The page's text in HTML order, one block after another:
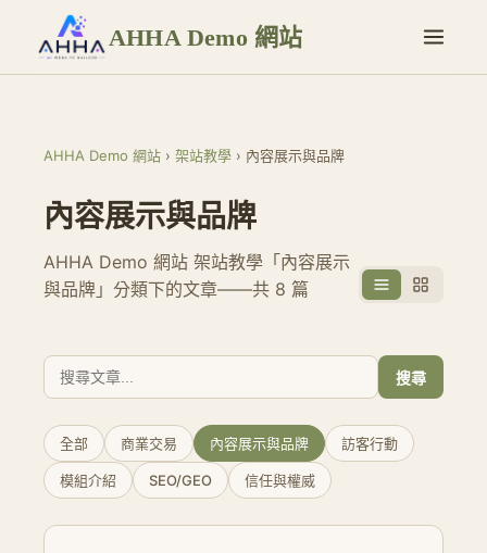
AHHA Demo 網站
AHHA Demo 網站 › 架站教學 › 內容展示與品牌
內容展示與品牌
AHHA Demo 網站 架站教學「內容展示
與品牌」分類下的文章——共 8 篇
搜尋
全部 商業交易 內容展示與品牌 訪客行動
模組介紹 SEO/GEO 信任與權威